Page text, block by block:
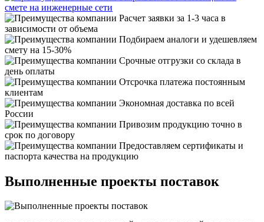
смете на инженерные сети
Расчет заявки за 1-3 часа в
зависимости от объема
Подбираем аналоги и удешевляем
смету на 15-30%
Срочные отгрузки со склада в
день оплаты
Отсрочка платежа постоянным
клиентам
Экономная доставка по всей
России
Привозим продукцию точно в
срок по договору
Предоставляем сертификаты и
паспорта качества на продукцию
Выполненные проекты поставок